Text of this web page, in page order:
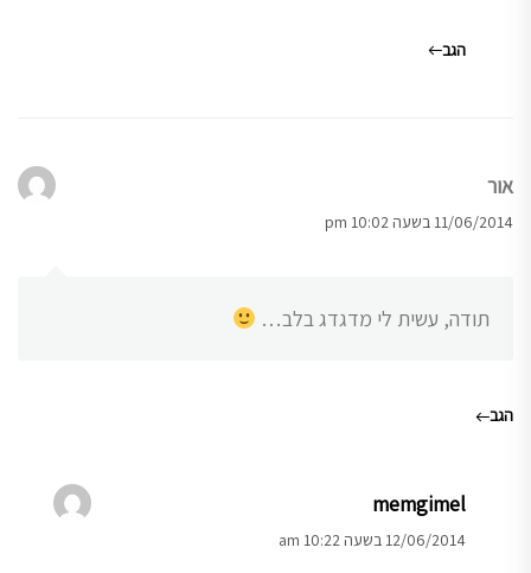
הגב
אור
11/06/2014 בשעה 10:02 pm
תודה, עשית לי מדגדג בלב…
הגב
memgimel
12/06/2014 בשעה 10:22 am